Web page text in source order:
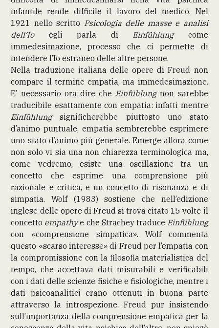
infantile rende difficile il lavoro del medico. Nel
1921 nello scritto Psicologia delle masse e analisi
dell’Ioegli parla di Einfühlungcome
immedesimazione, processo che ci permette di
intendere l’Io estraneo delle altre persone.
Nella traduzione italiana delle opere di Freud non
compare il termine empatia, ma immedesimazione.
E’ necessario ora dire che Einfühlungnon sarebbe
traducibile esattamente con empatia: infatti mentre
Einfühlungsignificherebbe piuttosto uno stato
d’animo puntuale, empatia sembrerebbe esprimere
uno stato d’animo più generale. Emerge allora come
non solo vi sia una non chiarezza terminologica ma,
come vedremo, esiste una oscillazione tra un
concetto che esprime una comprensione più
razionale e critica, e un concetto di risonanza e di
simpatia. Wolf (1983) sostiene che nell’edizione
inglese delle opere di Freud si trova citato 15 volte il
concetto empathye che Strachey traduce Einfühlung
con «comprensione simpatica». Wolf commenta
questo «scarso interesse» di Freud per l’empatia con
la compromissione con la filosofia materialistica del
tempo, che accettava dati misurabili e verificabili
con i dati delle scienze fisiche e fisiologiche, mentre i
dati psicoanalitici erano ottenuti in buona parte
attraverso la introspezione. Freud pur insistendo
sull’importanza della comprensione empatica per la